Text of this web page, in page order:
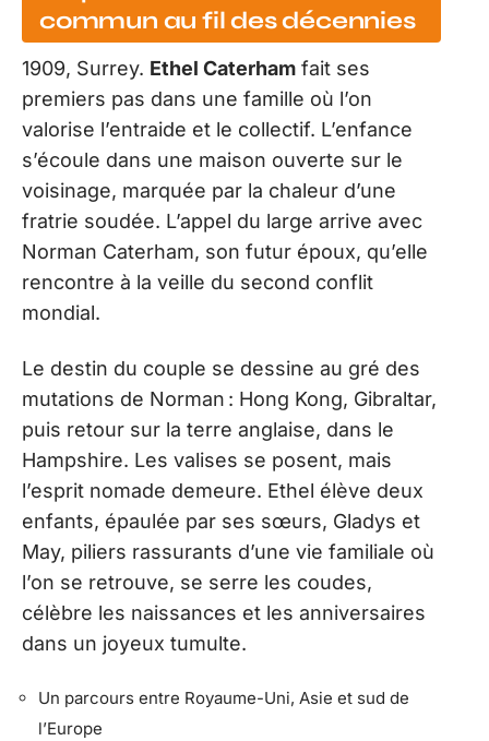
commun au fil des décennies
1909, Surrey. Ethel Caterham fait ses
premiers pas dans une famille où l’on
valorise l’entraide et le collectif. L’enfance
s’écoule dans une maison ouverte sur le
voisinage, marquée par la chaleur d’une
fratrie soudée. L’appel du large arrive avec
Norman Caterham, son futur époux, qu’elle
rencontre à la veille du second conflit
mondial.
Le destin du couple se dessine au gré des
mutations de Norman : Hong Kong, Gibraltar,
puis retour sur la terre anglaise, dans le
Hampshire. Les valises se posent, mais
l’esprit nomade demeure. Ethel élève deux
enfants, épaulée par ses sœurs, Gladys et
May, piliers rassurants d’une vie familiale où
l’on se retrouve, se serre les coudes,
célèbre les naissances et les anniversaires
dans un joyeux tumulte.
Un parcours entre Royaume-Uni, Asie et sud de
l’Europe